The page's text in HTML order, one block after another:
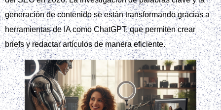
generación de contenido se están transformando gracias a
herramientas de IA como ChatGPT, que permiten crear
briefs y redactar artículos de manera eficiente.